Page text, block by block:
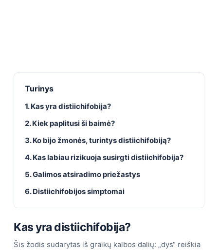
Turinys
1. Kas yra distiichifobija?
2. Kiek paplitusi ši baimė?
3. Ko bijo žmonės, turintys distiichifobiją?
4. Kas labiau rizikuoja susirgti distiichifobija?
5. Galimos atsiradimo priežastys
6. Distiichifobijos simptomai
Kas yra distiichifobija?
Šis žodis sudarytas iš graikų kalbos dalių: „dys“ reiškia